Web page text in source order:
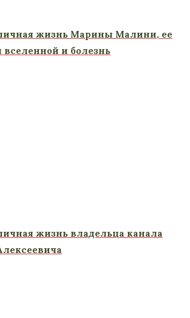
жизнь Марины Малини, ее
вселенной и болезнь
жизнь владельца канала